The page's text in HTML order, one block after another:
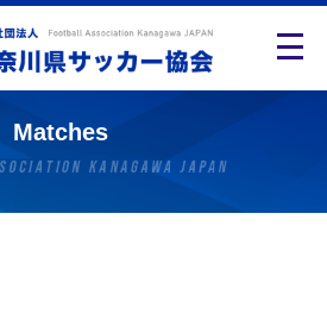
Matches